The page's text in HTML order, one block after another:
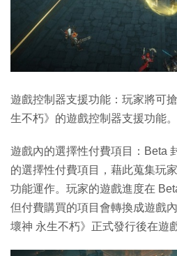
遊戲控制器支援功能：玩家將可
生不朽》的遊戲控制器支援功能。
遊戲內的選擇性付費項目：Beta
的選擇性付費項目，藉此蒐集玩
功能運作。玩家的遊戲進度在
但付費購買的項目會轉換成遊戲
壞神 永生不朽》正式發行後在遊